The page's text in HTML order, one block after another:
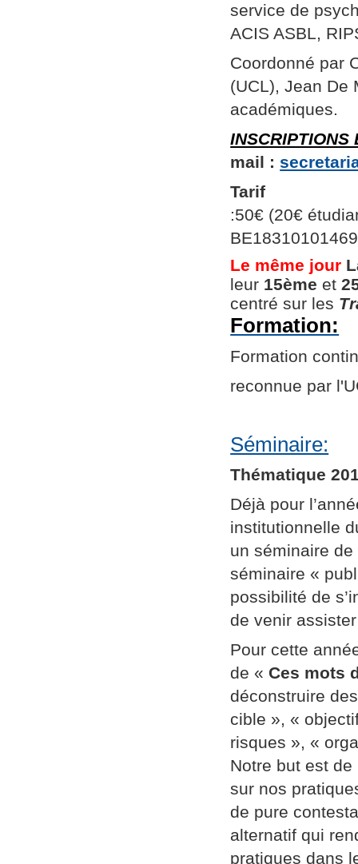
service de
ACIS ASBL,
Coordonné par
(UCL), Jean De
académiques.
INSCRIPTIONS
mail :
Tarif
:50€ (20€
Le même jour
leur 15ème et
centré sur les
Formation:
Formation
reconnue par
Séminaire:
Thématique
Déjà pour
institutionnelle
un séminaire
séminaire «
possibilité de
de venir
Pour cette
de « Ces mots
déconstruire
cible », «
risques », «
Notre but est de
sur nos
de pure
alternatif qui
pratiques dans